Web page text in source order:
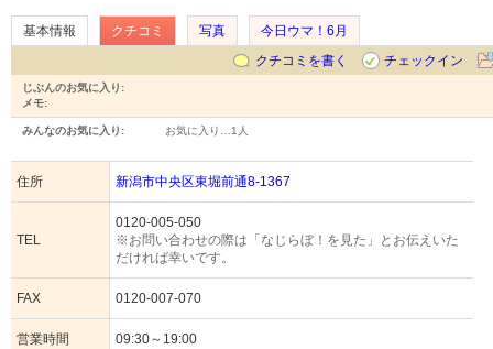
基本情報 クチコミ 写真
今日ウマ！6月
クチコミを書く
チェックイン
じぶんのお気に入り:
メモ:
みんなのお気に入り: お気に入り… 1人
住所 新潟市中央区東堀前通8-1367
TEL
0120-005-050
※お問い合わせの際は「なじらぼ！を見た」とお伝えいた
だければ幸いです。
FAX 0120-007-070
営業時間 09:30～19:00